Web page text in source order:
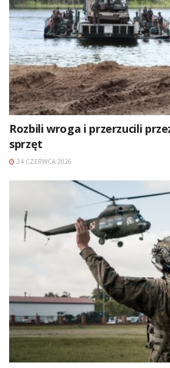
Rozbili wroga i przerzucili
sprzęt
24 CZERWCA 2026